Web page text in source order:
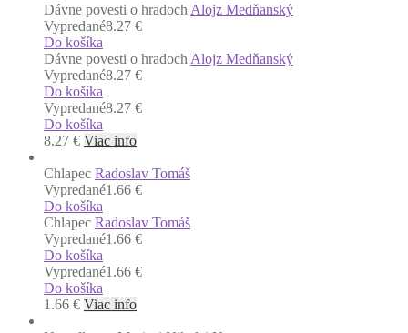
Dávne povesti o hradoch Alojz Medňanský
Vypredané8.27 €
Do košíka
Dávne povesti o hradoch Alojz Medňanský
Vypredané8.27 €
Do košíka
Vypredané8.27 €
Do košíka
8.27 € Viac info
Chlapec Radoslav Tomáš
Vypredané1.66 €
Do košíka
Chlapec Radoslav Tomáš
Vypredané1.66 €
Do košíka
Vypredané1.66 €
Do košíka
1.66 € Viac info